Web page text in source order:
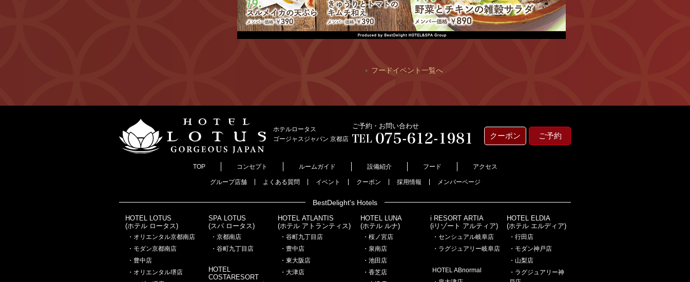
フードイベント一覧へ
ホテルロータス
ゴージャスジャパン 京都店
ご予約・お問い合わせ
クーポン ご予約
TOP コンセプト ルームガイド 設備紹介 フード アクセス
グループ店舗 よくある質問 イベント クーポン 採用情報 メンバーページ
BestDelight's Hotels
HOTEL LOTUS
(ホテル ロータス)
・オリエンタル京都南店
・モダン京都南店
・豊中店
・オリエンタル堺店
SPA LOTUS
(スパ ロータス)
・京都南店
・谷町九丁目店
HOTEL
COSTARESORT
HOTEL ATLANTIS
(ホテル アトランティス)
・谷町九丁目店
・豊中店
・東大阪店
・大津店
HOTEL LUNA
(ホテル ルナ)
・桜ノ宮店
・泉南店
・池田店
・香芝店
i RESORT ARTIA
(iリゾート アルティア)
・センシュアル岐阜店
・ラグジュアリー岐阜店
HOTEL ABnormal
HOTEL ELDIA
(ホテル エルディア)
・行田店
・モダン神戸店
・山梨店
・ラグジュアリー神